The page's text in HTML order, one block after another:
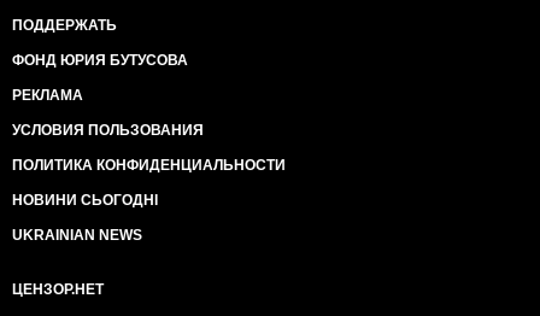
ПОДДЕРЖАТЬ
ФОНД ЮРИЯ БУТУСОВА
РЕКЛАМА
УСЛОВИЯ ПОЛЬЗОВАНИЯ
ПОЛИТИКА КОНФИДЕНЦИАЛЬНОСТИ
НОВИНИ СЬОГОДНІ
UKRAINIAN NEWS
ЦЕНЗОР.НЕТ